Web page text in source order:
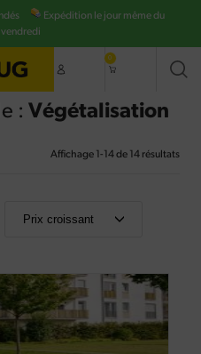
Expédition le jour même du
vendredi
0
: Végétalisation
Affichage 1 -14de 14 résultats